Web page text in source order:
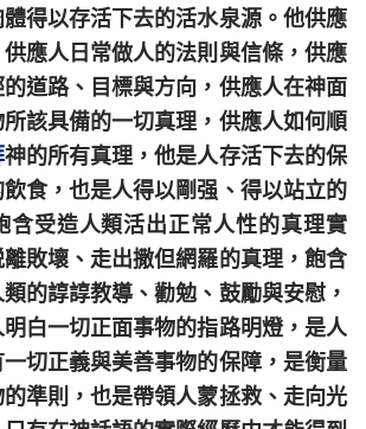
得以存活下去的活水泉源。他供應
應人日常做人的法則與信條，供應
道路、目標與方向，供應人在神面
該具備的一切真理，供應人如何順
神的所有真理，他是人存活下去的保
食，也是人得以剛强、得以站立的
含受造人類活出正常人性的真理實
敗壞、走出撒但網羅的真理，飽含
的諄諄教導、勸勉、鼓勵與安慰，
白一切正面事物的指路明燈，是人
切正義與美善事物的保障，是衡量
準則，也是帶領人蒙拯救、走向光